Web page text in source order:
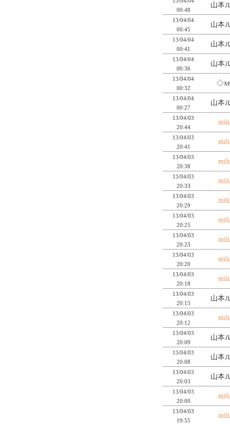
00:48
山本
13/04/04
00:45
山本
13/04/04
00:41
山本
13/04/04
00:36
山本
13/04/04
00:32
13/04/04
00:27
山本
13/04/03
20:44
13/04/03
20:41
13/04/03
20:38
13/04/03
20:33
13/04/03
20:29
13/04/03
20:25
13/04/03
20:23
13/04/03
20:20
13/04/03
20:18
13/04/03
20:15
山本
13/04/03
20:12
13/04/03
20:09
山本
13/04/03
20:08
山本
13/04/03
20:03
山本
13/04/03
20:00
13/04/03
19:55